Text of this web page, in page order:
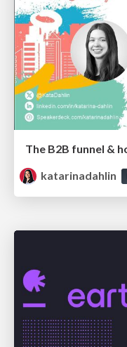
katarinadahlin